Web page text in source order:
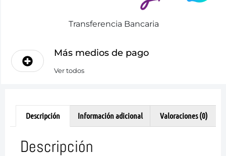
Transferencia Bancaria
Más medios de pago
Ver todos
Descripción Información adicional Valoraciones (0)
Descripción